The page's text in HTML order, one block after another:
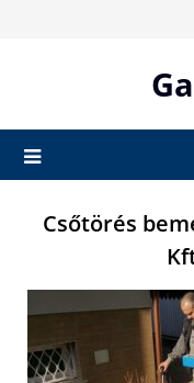
Csőtörés